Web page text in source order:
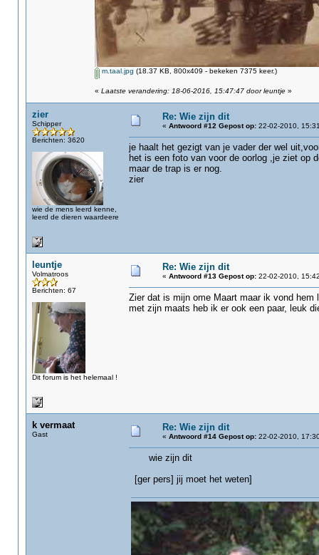
m.taal.jpg (18.37 KB, 800x409 - bekeken 7375 keer.)
« Laatste verandering: 18-06-2016, 15:47:47 door leuntje»
zier
Schipper
Berichten: 3620
wie de mens leerd kenne,
leerd de dieren waardeere
Re: Wie zijn dit
« Antwoord #12 Gepost op:22-02-2010,
je haalt het gezigt van je vader der wel
het is een foto van voor de oorlog ,je ziet op
maar de trap is er nog.
zier
leuntje
Volmatroos
Berichten: 67
Dit forum is het helemaal !
Re: Wie zijn dit
« Antwoord #13 Gepost op:22-02-2010,
Zier dat is mijn ome Maart maar ik vond hem
met zijn maats heb ik er ook een paar, leuk
k vermaat
Gast
Re: Wie zijn dit
« Antwoord #14 Gepost op:22-02-2010,
wie zijn dit
[ger pers] jij moet het weten]